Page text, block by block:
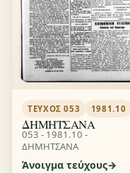
ΤΕΎΧΟΣ 053 1981.10
ΔΗΜΗΤΣΑΝΑ
053 - 1981.10 -
ΔΗΜΗΤΣΑΝΑ
Άνοιγμα τεύχους